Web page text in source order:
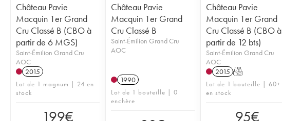
Château Pavie
Macquin 1er Grand
Cru Classé B (CBO à
partir de 6 MGS)
Saint-Émilion Grand Cru
AOC
2015
Lot de 1 magnum | 24 en
stock
199€
Château Pavie
Macquin 1er Grand
Cru Classé B
Saint-Émilion Grand Cru
AOC
1990
Lot de 1 bouteille | 0
enchère
Château Pavie
Macquin 1er Grand
Cru Classé B (CBO à
partir de 12 bts)
Saint-Émilion Grand Cru
AOC
2015 T
Lot de 1 bouteille | 60+
en stock
95€